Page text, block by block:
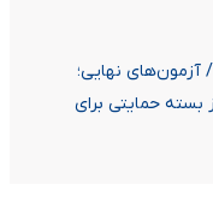
نهایی؛
حمایتی برای